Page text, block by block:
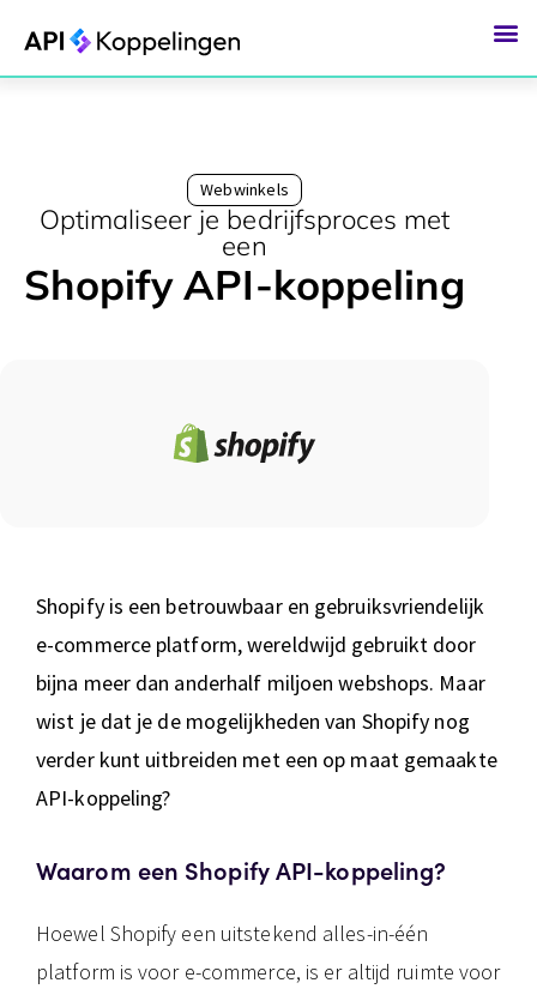
Webwinkels
Optimaliseer je bedrijfsproces met
een
Shopify API-koppeling
Shopify is een betrouwbaar en gebruiksvriendelijk
e-commerce platform, wereldwijd gebruikt door
bijna meer dan anderhalf miljoen webshops. Maar
wist je dat je de mogelijkheden van Shopify nog
verder kunt uitbreiden met een op maat gemaakte
API-koppeling?
Waarom een Shopify API-koppeling?
Hoewel Shopify een uitstekend alles-in-één
platform is voor e-commerce, is er altijd ruimte voor